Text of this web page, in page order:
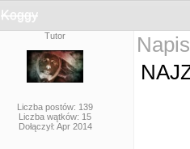
Koggy
Tutor
Liczba postów: 139
Liczba wątków: 15
Dołączył: Apr 2014